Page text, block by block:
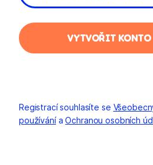
VYTVOŘIT KONTO
Registrací souhlasíte se
používáníaOchranou osobních